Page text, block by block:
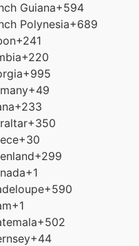
Guiana+594
Polynesia+689
+241
+220
+995
+49
+233
+350
+30
+299
+1
+590
+1
+502
+44